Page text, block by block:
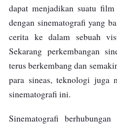
dapat menjadikan suatu
dengan sinematografi yang
cerita ke dalam sebuah
Sekarang perkembangan
terus berkembang dan
para sineas, teknologi juga
sinematografi ini.
Sinematografi